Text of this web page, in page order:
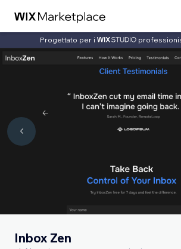
Progettato per i
Inbox Zen